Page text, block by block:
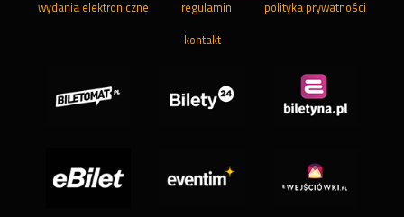
wydania elektroniczne regulamin polityka prywatności
kontakt